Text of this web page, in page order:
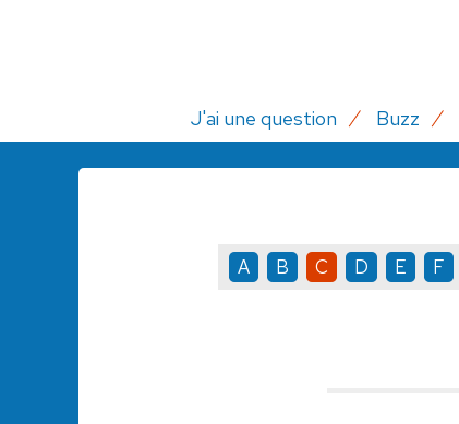
J'ai une question Buzz
A B C D E F